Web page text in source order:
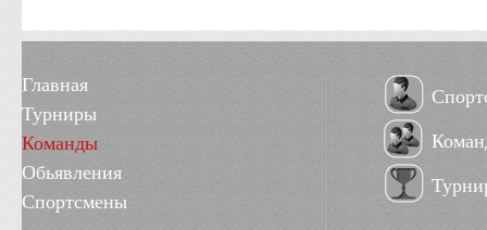
Главная
Турниры
Команды
Обьявления
Спортсмены